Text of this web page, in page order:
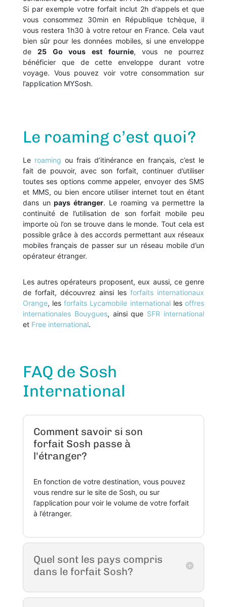
Si par exemple votre forfait inclut 2h d’appels et que
vous consommez 30min en République tchèque, il
vous restera 1h30 à votre retour en France. Cela vaut
bien sûr pour les données mobiles, si une enveloppe
de25 Go vous est fournie, vous ne pourrez
bénéficier que de cette enveloppe durant votre
voyage. Vous pouvez voir votre consommation sur
l’application MYSosh.
Le roaming c’est quoi?
Le roaming ou frais d’itinérance en français, c’est le
fait de pouvoir, avec son forfait, continuer d’utiliser
toutes ses options comme appeler, envoyer des SMS
et MMS, ou bien encore utiliser internet tout en étant
dans unpays étranger. Le roaming va permettre la
continuité de l’utilisation de son forfait mobile peu
importe où l’on se trouve dans le monde. Tout cela est
possible grâce à des accords permettant aux réseaux
mobiles français de passer sur un réseau mobile d’un
opérateur étranger.
Les autres opérateurs proposent, eux aussi, ce genre
de forfait, découvrez ainsi lesforfaits internationaux
Orange, lesforfaits Lycamobile internationallesoffres
internationales Bouygues, ainsi que SFR international
et Free international.
FAQ de Sosh
International
Comment savoir si son
forfait Sosh passe à
l'étranger?
En fonction de votre destination, vous pouvez
vous rendre sur le site de Sosh, ou sur
l’application pour voir le volume de votre forfait
à l’étranger.
Quel sont les pays compris
dans le forfait Sosh?